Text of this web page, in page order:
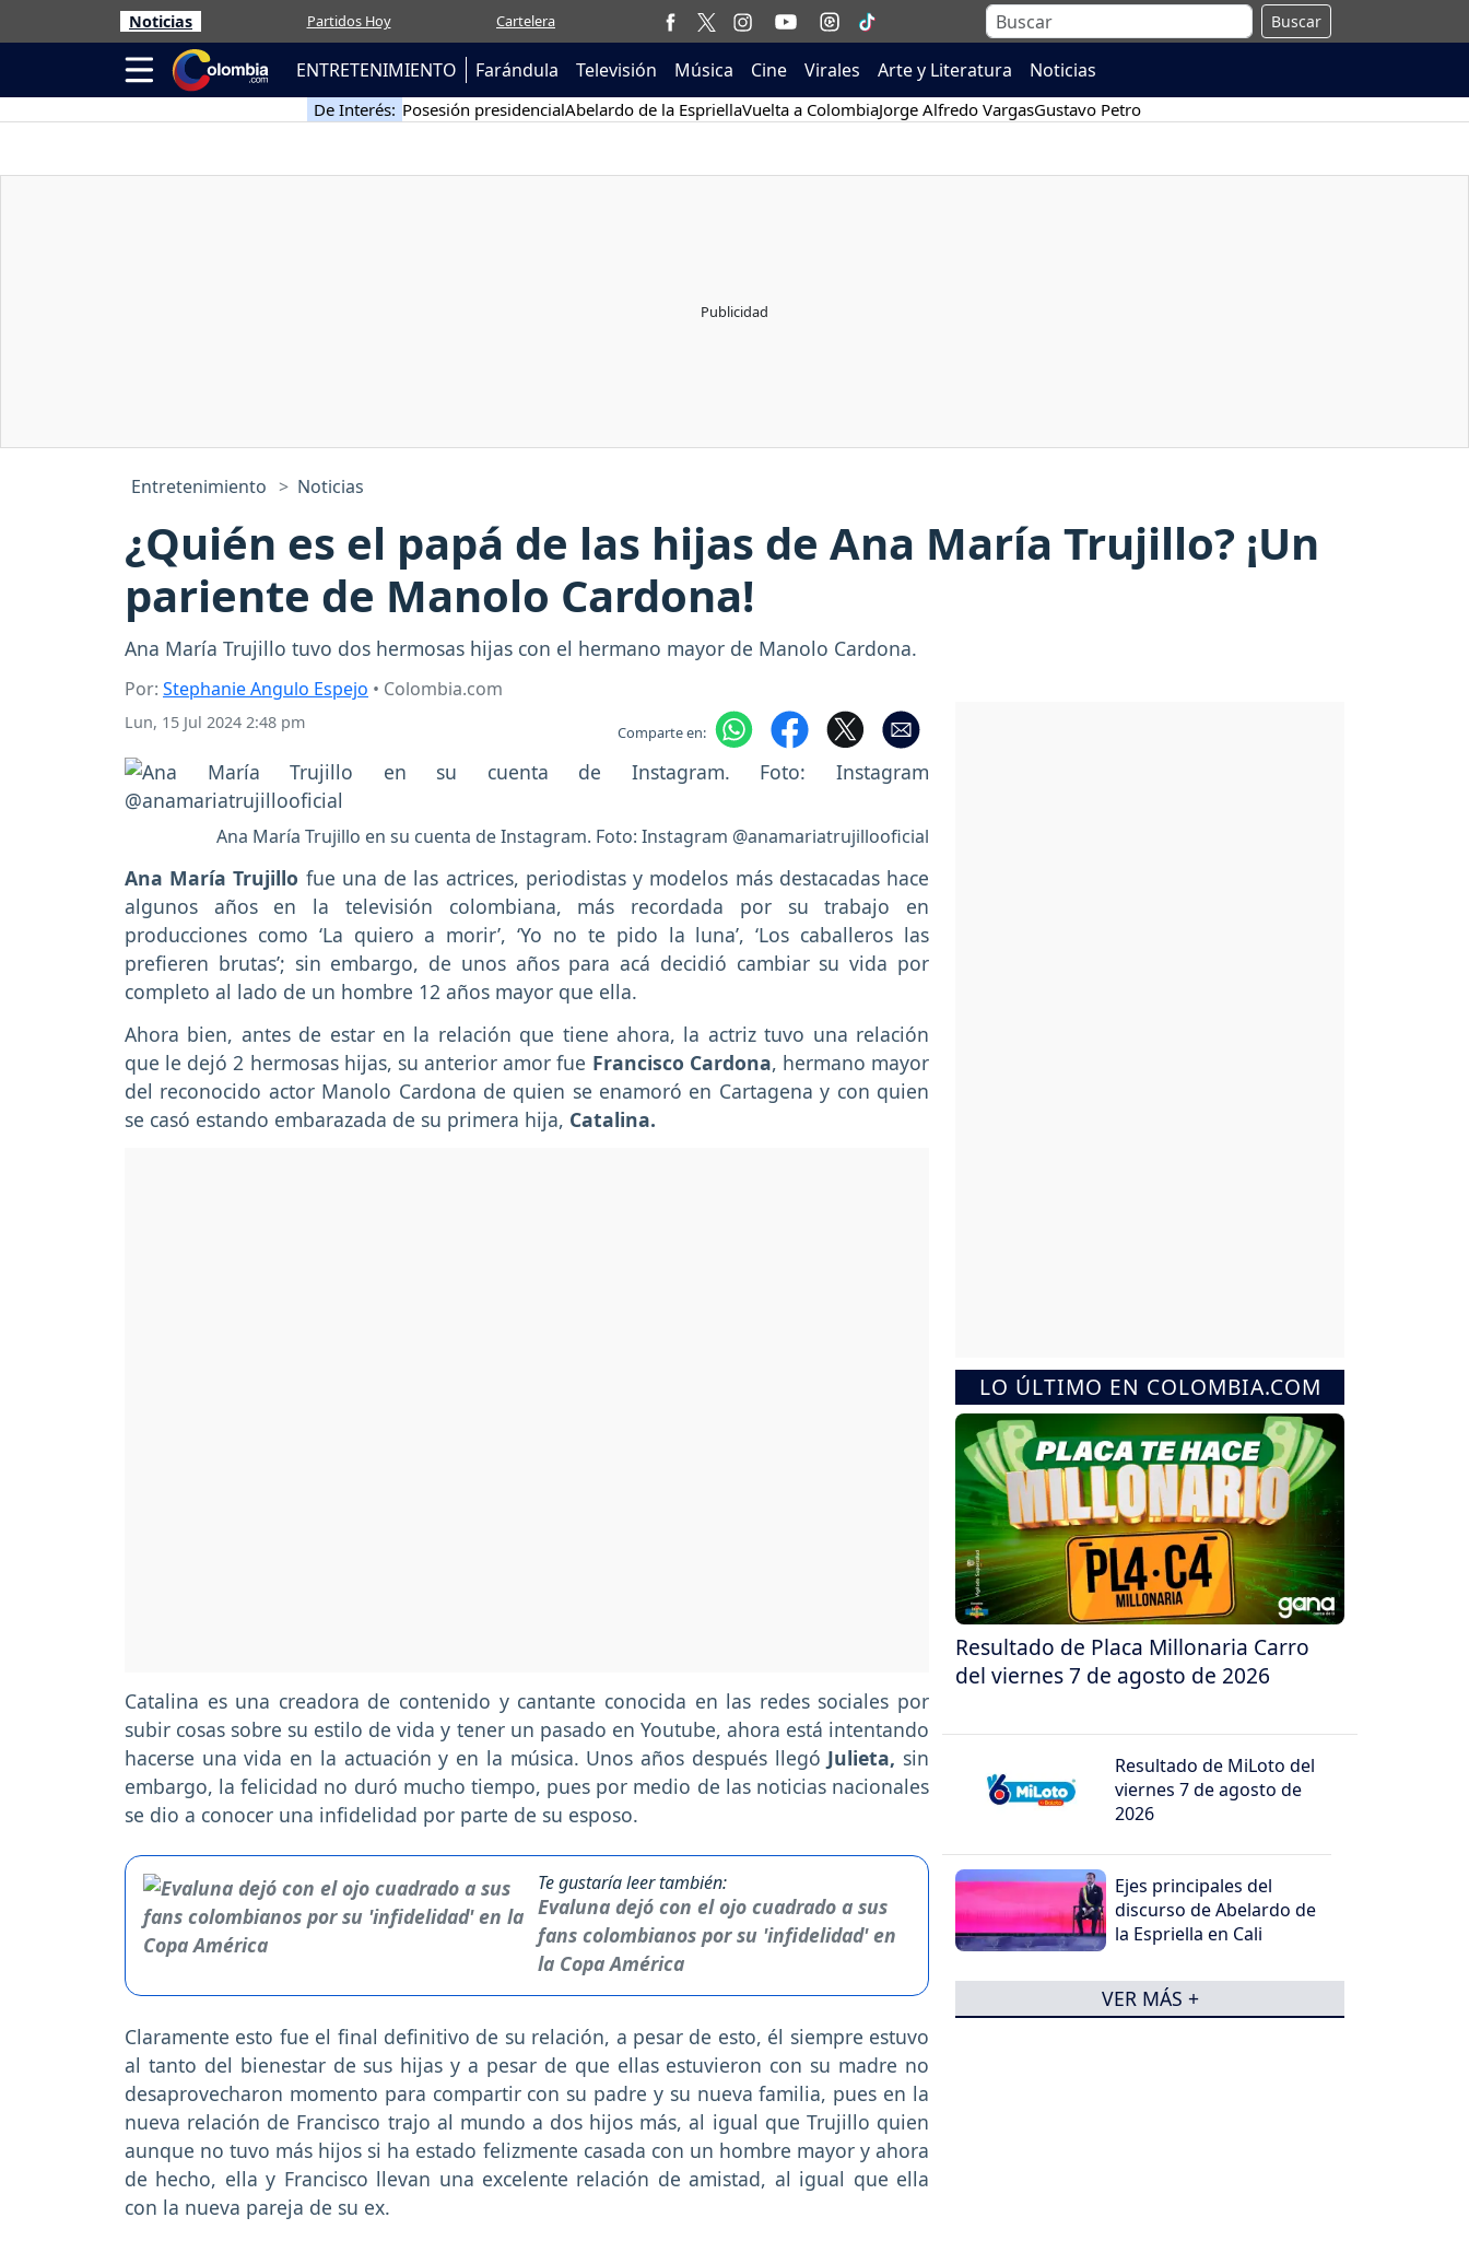
Noticias Partidos Hoy Cartelera Buscar
ENTRETENIMIENTO Farándula Televisión Música Cine Virales Arte y Literatura Noticias
De Interés: Posesión presidencialAbelardo de la EspriellaVuelta a ColombiaJorge Alfredo VargasGustavo Petro
Entretenimiento Noticias
¿Quién es el papá de las hijas de Ana María Trujillo? ¡Un
pariente de Manolo Cardona!
Ana María Trujillo tuvo dos hermosas hijas con el hermano mayor de Manolo Cardona.
Por: Stephanie Angulo Espejo • Colombia.com
Lun, 15 Jul 2024 2:48 pm Comparte en:
Ana María Trujillo en su cuenta de Instagram. Foto: Instagram @anamariatrujillooficial
Ana María Trujillo fue una de las actrices, periodistas y modelos más destacadas hace
algunos años en la televisión colombiana, más recordada por su trabajo en
producciones como ‘La quiero a morir’, ‘Yo no te pido la luna’, ‘Los caballeros las
prefieren brutas’; sin embargo, de unos años para acá decidió cambiar su vida por
completo al lado de un hombre 12 años mayor que ella.
Ahora bien, antes de estar en la relación que tiene ahora, la actriz tuvo una relación
que le dejó 2 hermosas hijas, su anterior amor fue Francisco Cardona, hermano mayor
del reconocido actor Manolo Cardona de quien se enamoró en Cartagena y con quien
se casó estando embarazada de su primera hija, Catalina.
Catalina es una creadora de contenido y cantante conocida en las redes sociales por
subir cosas sobre su estilo de vida y tener un pasado en Youtube, ahora está intentando
hacerse una vida en la actuación y en la música. Unos años después llegó Julieta, sin
embargo, la felicidad no duró mucho tiempo, pues por medio de las noticias nacionales
se dio a conocer una infidelidad por parte de su esposo.
Te gustaría leer también:
Evaluna dejó con el ojo cuadrado a sus
fans colombianos por su 'infidelidad' en
la Copa América
Claramente esto fue el final definitivo de su relación, a pesar de esto, él siempre estuvo
al tanto del bienestar de sus hijas y a pesar de que ellas estuvieron con su madre no
desaprovecharon momento para compartir con su padre y su nueva familia, pues en la
nueva relación de Francisco trajo al mundo a dos hijos más, al igual que Trujillo quien
aunque no tuvo más hijos si ha estado felizmente casada con un hombre mayor y ahora
de hecho, ella y Francisco llevan una excelente relación de amistad, al igual que ella
con la nueva pareja de su ex.
LO ÚLTIMO EN COLOMBIA.COM
Resultado de Placa Millonaria Carro
del viernes 7 de agosto de 2026
Resultado de MiLoto del
viernes 7 de agosto de
2026
Ejes principales del
discurso de Abelardo de
la Espriella en Cali
VER MÁS +